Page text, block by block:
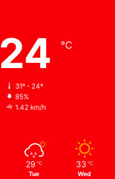
24 ℃
31º - 24º
85%
1.42 km/h
29 ℃
Tue
33 ℃
Wed